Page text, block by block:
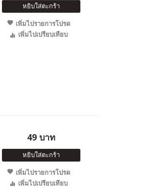
หยิบใส่ตะกร้า
เพิ่มไปรายการโปรด
เพิ่มไปเปรียบเทียบ
49 บาท
หยิบใส่ตะกร้า
เพิ่มไปรายการโปรด
เพิ่มไปเปรียบเทียบ